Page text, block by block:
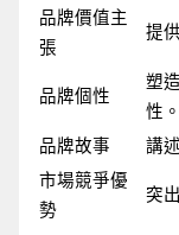
品牌價值主
張
提
品牌個性
塑
性。
品牌故事
講
市場競爭優
勢
突